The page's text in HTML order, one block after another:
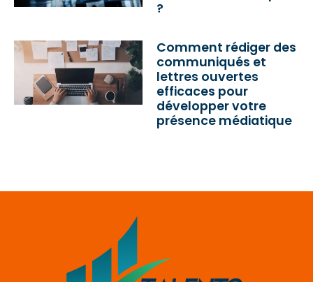
?
Comment rédiger des
communiqués et
lettres ouvertes
efficaces pour
développer votre
présence médiatique